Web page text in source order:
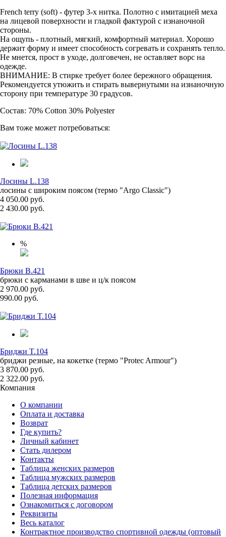
French terry (soft) - футер 3-х нитка. Полотно с имитацией меха
на лицевой поверхности и гладкой фактурой с изнаночной
стороны.
На ощупь - плотный, мягкий, комфортный материал. Хорошо
держит форму и имеет способность согревать и сохранять тепло.
Не мнется, прост в уходе, долговечен, не оставляет ворс на
одежде.
ВНИМАНИЕ: В стирке требует более бережного обращения.
Рекомендуется утюжить и стирать вывернутыми на изнаночную
сторону при температуре 30 градусов.
Состав: 70% Cotton 30% Polyester
Вам тоже может потребоваться:
Лосины L.138
лосины с широким поясом (термо "Argo Classic")
4 050.00 руб.
2 430.00 руб.
%
Брюки B.421
брюки с карманами в шве и ц/к поясом
2 970.00 руб.
990.00 руб.
Бриджи T.104
бриджи резные, на кокетке (термо "Protec Armour")
3 870.00 руб.
2 322.00 руб.
Компания
О компании
Оплата и доставка
Возврат
Где купить?
Личный кабинет
Стать дилером
Контакты
Таблица женских размеров
Таблица мужских размеров
Таблица детских размеров
Полезная информация
Ознакомиться с договором
Реквизиты
Весь каталог
Контрактное производство спортивной одежды (оптовый